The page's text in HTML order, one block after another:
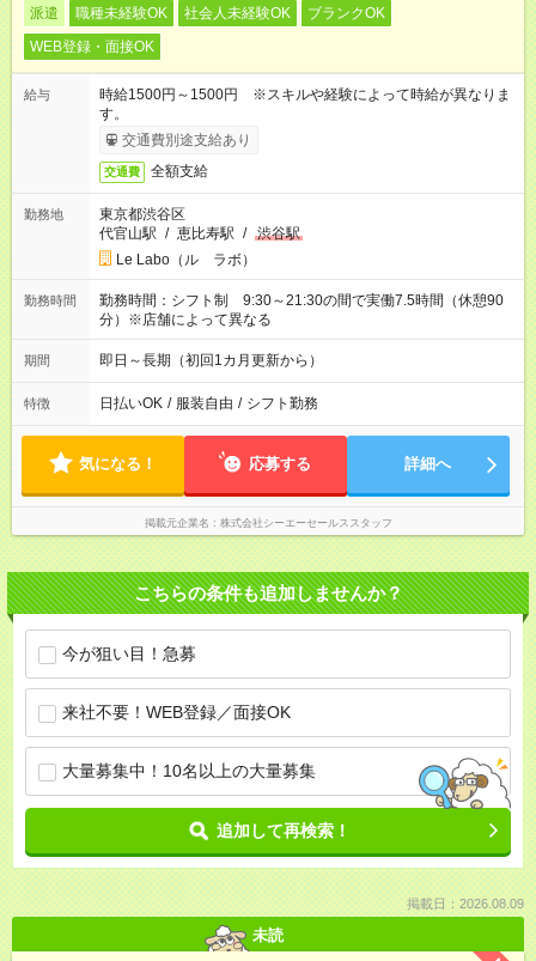
派遣 職種未経験OK 社会人未経験OK
ブランクOK
WEB登録・面接OK
給与
時給1500円～1500円 ※スキルや経験によって時給が異なりま
す。
交通費別途支給あり
交通費 全額支給
勤務地
東京都渋谷区
代官山駅 / 恵比寿駅 / 渋谷駅
Le Labo（ル ラボ）
勤務時間
勤務時間：シフト制 9:30～21:30の間で実働7.5時間（休憩90
分）※店舗によって異なる
期間 即日～長期（初回1カ月更新から）
特徴 日払いOK / 服装自由 / シフト勤務
気になる！ 応募する 詳細へ
掲載元企業名 株式会社シーエーセールススタッフ
こちらの条件も追加しませんか？
今が狙い目！急募
来社不要！WEB登録／面接OK
大量募集中！10名以上の大量募集
追加して再検索！
掲載日：2026.08.09
未読